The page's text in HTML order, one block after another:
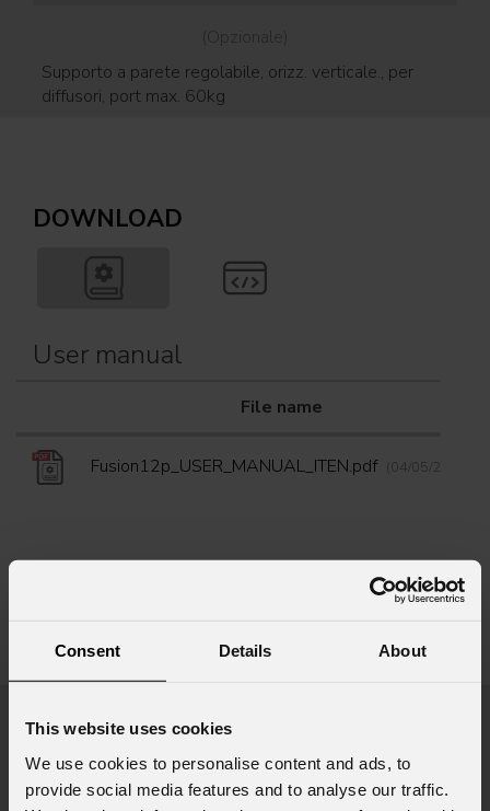
Consent Details About
This website uses cookies
We use cookies to personalise content and ads, to
provide social media features and to analyse our traffic.
(Opzionale)
Supporto a parete regolabile, orizz. verticale., per
diffusori, port max. 60kg
DOWNLOAD
User manual
File name
Fusion12p_USER_MANUAL_ITEN.pdf (04/05/2012)
Richiesta Informazioni